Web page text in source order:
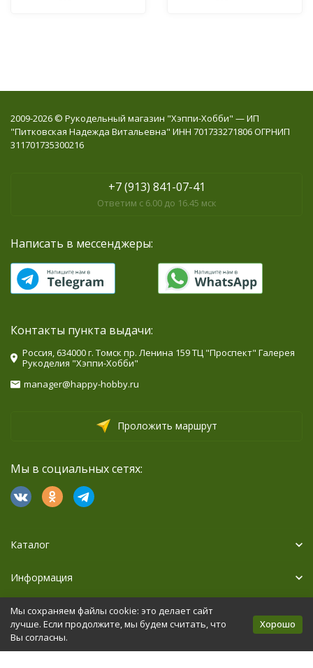
2009-2026 © Рукодельный магазин "Хэппи-Хобби" — ИП
"Питковская Надежда Витальевна" ИНН 701733271806 ОГРНИП
311701735300216
+7 (913) 841-07-41
Ответим с 6.00 до 16.45 мск
Написать в мессенджеры:
Контакты пункта выдачи:
Россия, 634000 г. Томск пр. Ленина 159 ТЦ "Проспект" Галерея
Рукоделия "Хэппи-Хобби"
manager@happy-hobby.ru
Проложить маршрут
Мы в социальных сетях:
Каталог
Информация
Дополнительно
Политика персональных данных Карта сайта
Мы сохраняем файлы cookie: это делает сайт
лучше. Если продолжите, мы будем считать, что
Вы согласны.
Хорошо